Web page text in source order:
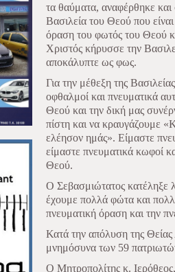
τα θαύματα, αναφέρθηκε και
Βασιλεία του Θεού που
όραση του φωτός του Θεού
Χριστός κήρυσσε την
αποκάλυπτε ως φως.
Για την μέθεξη της
οφθαλμοί και πνευματικά
Θεού και την δική μας
πίστη και να κραυγάζουμε
ελέησον ημάς». Είμαστε
είμαστε πνευματικά κωφοί
Θεού.
Ο Σεβασμιώτατος κατέληξε
έχουμε πολλά φώτα και
πνευματική όραση και την
Κατά την απόλυση της Θείας
μνημόσυνα των 59
Ο Μητροπολίτης κ.